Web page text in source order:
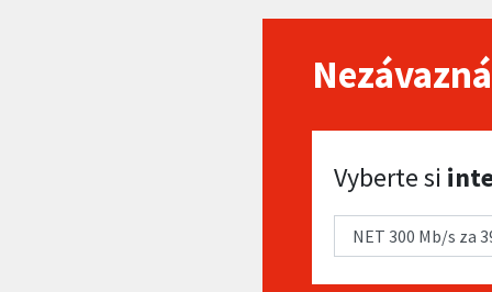
Vyberte si internet
Vyberte si